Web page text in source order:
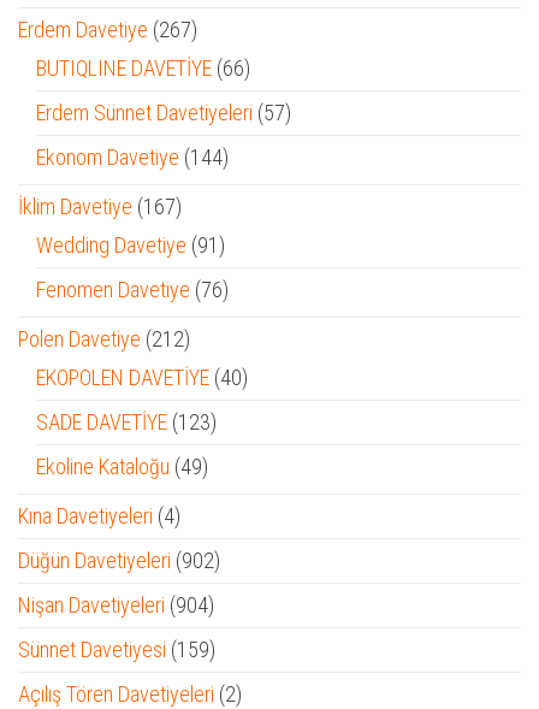
ürün
Erdem Davetiye 267267
ürün
BUTIQLINE DAVETİYE 6666
ürün
Erdem Sünnet Davetiyeleri 5757
Ekonom Davetiye 144144
İklim Davetiye 167167
ürün
Wedding Davetiye 9191
ürün
Fenomen Davetiye 7676
Polen Davetiye 212212
ürün
EKOPOLEN DAVETİYE 4040
SADE DAVETİYE 123123
Ekoline Kataloğu 4949
Kına Davetiyeleri 44
ürün
Düğün Davetiyeleri 902902
Nişan Davetiyeleri 904904
ürün
Sünnet Davetiyesi 159159
ürün
Açılış Tören Davetiyeleri 22